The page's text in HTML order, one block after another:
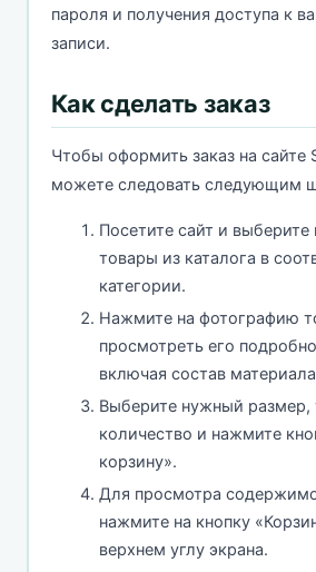
пароля и получения доступа к
записи.
Как сделать заказ
Чтобы оформить заказ на сайте
можете следовать следующим
Посетите сайт и
товары из каталога в
категории.
Нажмите на фотографию
просмотреть его
включая состав
Выберите нужный размер,
количество и нажмите
корзину».
Для просмотра
нажмите на кнопку
верхнем углу экрана.